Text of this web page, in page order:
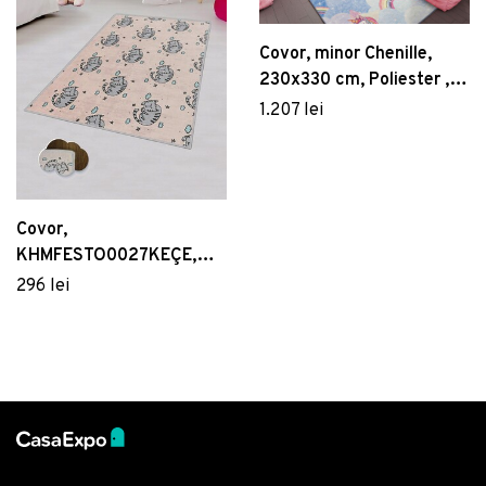
Covor,
KHMFESTO0027KEÇE,
140x220 cm, Poliester,
296 lei
Covor, minor Chenille,
230x330 cm, Poliester ,
Multicolor
1.207 lei